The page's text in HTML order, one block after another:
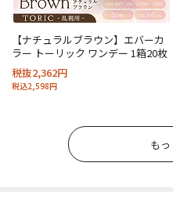
【ナチュラルブラウン】エバーカ
ラー トーリック ワンデー 1箱20枚
税抜2,362円
税込2,598円
も